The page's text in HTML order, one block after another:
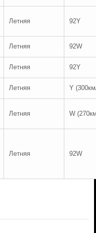
Летняя 92Y
Летняя 92W
Летняя 92Y
Летняя Y
Летняя W
Летняя 92W